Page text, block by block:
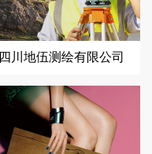
四川地伍测绘有限公司